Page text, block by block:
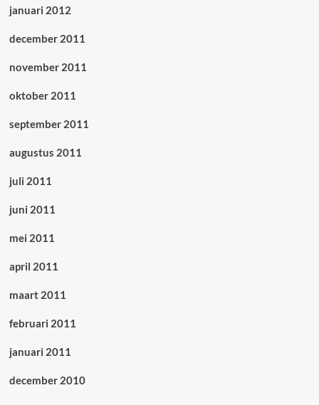
januari 2012
december 2011
november 2011
oktober 2011
september 2011
augustus 2011
juli 2011
juni 2011
mei 2011
april 2011
maart 2011
februari 2011
januari 2011
december 2010